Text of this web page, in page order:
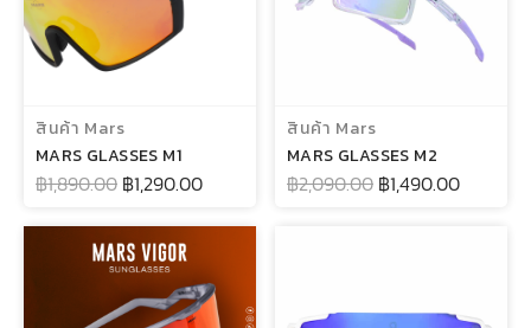
สินค้า Mars
MARS GLASSES M1
฿1,890.00 ฿1,290.00
สินค้า Mars
MARS GLASSES M2
฿2,090.00 ฿1,490.00